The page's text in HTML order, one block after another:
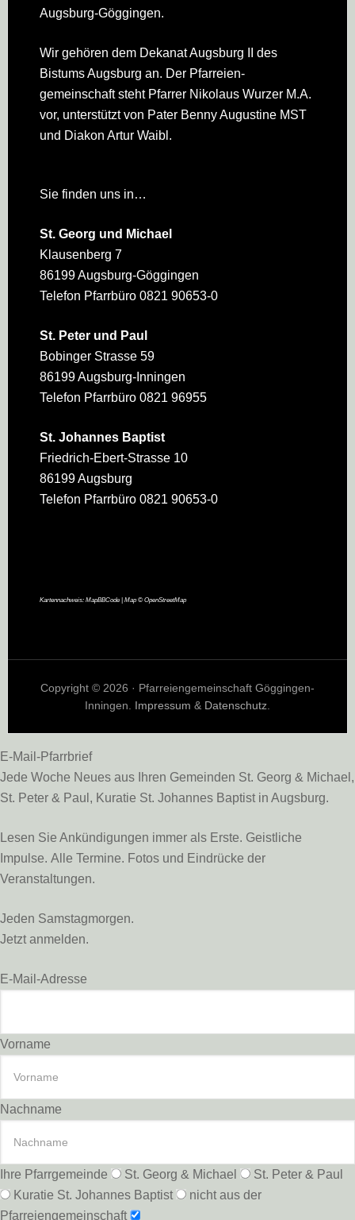
Augsburg-Göggingen.
Wir gehören dem Dekanat Augsburg II des
Bistums Augsburg an. Der Pfarreien­
gemeinschaft steht Pfarrer Nikolaus Wurzer M.A.
vor, unterstützt von Pater Benny Augustine MST
und Diakon Artur Waibl.
Sie finden uns in…
St. Georg und Michael
Klausenberg 7
86199 Augsburg-Göggingen
Telefon Pfarrbüro 0821 90653-0
St. Peter und Paul
Bobinger Strasse 59
86199 Augsburg-Inningen
Telefon Pfarrbüro 0821 96955
St. Johannes Baptist
Friedrich-Ebert-Strasse 10
86199 Augsburg
Telefon Pfarrbüro 0821 90653-0
Kartennachweis: MapBBCode| Map © OpenStreetMap
Copyright © 2026 · Pfarreiengemeinschaft Göggingen-
Inningen. Impressum & Datenschutz.
E-Mail-Pfarrbrief
Jede Woche Neues aus Ihren Gemeinden St. Georg & Michael,
St. Peter & Paul, Kuratie St. Johannes Baptist in Augsburg.
Lesen Sie Ankündigungen immer als Erste. Geistliche
Impulse. Alle Termine. Fotos und Eindrücke der
Veranstaltungen.
Jeden Samstagmorgen.
Jetzt anmelden.
E-Mail-Adresse
Vorname
Nachname
Ihre Pfarrgemeinde St. Georg & Michael
St. Peter & Paul
Kuratie St. Johannes Baptist
nicht aus der
Pfarreiengemeinschaft